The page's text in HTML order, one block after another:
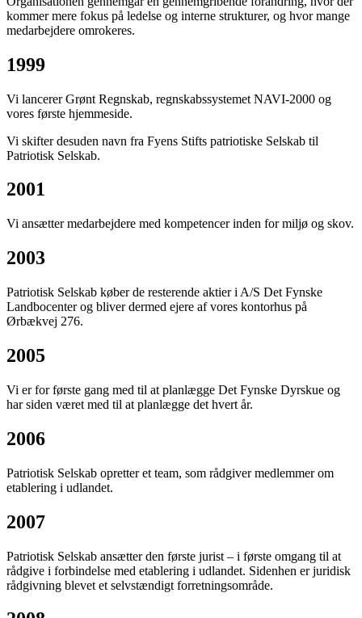
kommer mere fokus på ledelse og interne strukturer, og hvor mange
medarbejdere omrokeres.
1999
Vi lancerer Grønt Regnskab, regnskabssystemet NAVI-2000 og
vores første hjemmeside.
Vi skifter desuden navn fra Fyens Stifts patriotiske Selskab til
Patriotisk Selskab.
2001
Vi ansætter medarbejdere med kompetencer inden for miljø og skov.
2003
Patriotisk Selskab køber de resterende aktier i A/S Det Fynske
Landbocenter og bliver dermed ejere af vores kontorhus på
Ørbækvej 276.
2005
Vi er for første gang med til at planlægge Det Fynske Dyrskue og
har siden været med til at planlægge det hvert år.
2006
Patriotisk Selskab opretter et team, som rådgiver medlemmer om
etablering i udlandet.
2007
Patriotisk Selskab ansætter den første jurist – i første omgang til at
rådgive i forbindelse med etablering i udlandet. Sidenhen er juridisk
rådgivning blevet et selvstændigt forretningsområde.